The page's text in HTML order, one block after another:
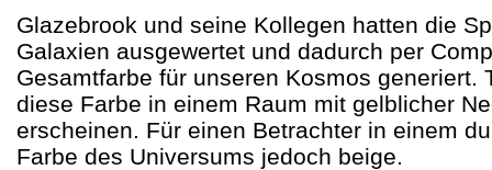
Glazebrook und seine Kollegen hatten die
Galaxien ausgewertet und dadurch per
Gesamtfarbe für unseren Kosmos generiert.
diese Farbe in einem Raum mit gelblicher
erscheinen. Für einen Betrachter in einem
Farbe des Universums jedoch beige.